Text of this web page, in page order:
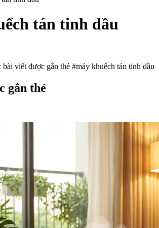
tán tinh dầu
bài viết được gắn thẻ #máy khuếch tán tinh dầu
gắn thẻ